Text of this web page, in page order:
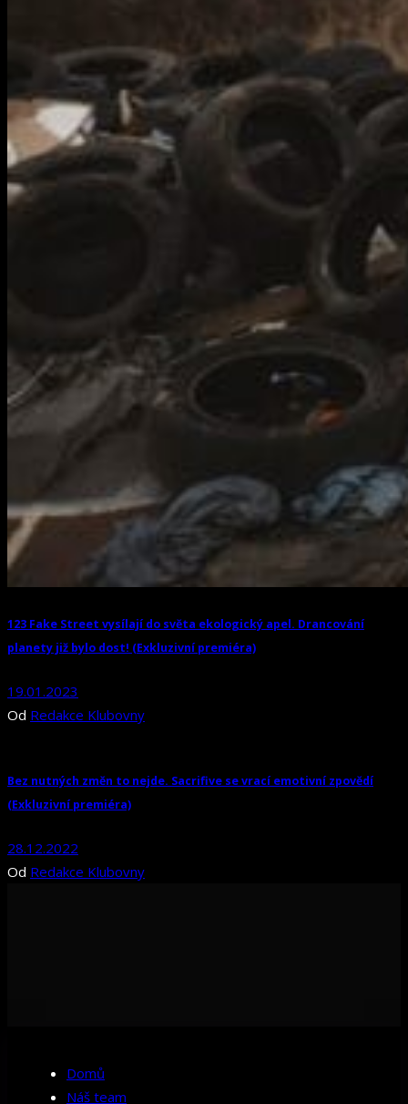
123 Fake Street vysílají do světa ekologický apel. Drancování
planety již bylo dost! (Exkluzivní premiéra)
19.01.2023
Od Redakce Klubovny
Bez nutných změn to nejde. Sacrifive se vrací emotivní zpovědí
(Exkluzivní premiéra)
28.12.2022
Od Redakce Klubovny
Domů
Náš team